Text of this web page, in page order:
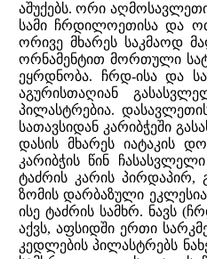
აშუქებს. ორი
სამი ჩრდილოეთისა და
ორივე მხარეს საკმაოდ
ორნამენტით მორთული
ეყრდნობა. ჩრდ-ისა და
აგურისთაღიან
პილასტრებია.
სათავსიდან კარიბჭეში
დასის მხარეს იატაკის
კარიბჭის წინ
ტაძრის კარის პირდაპირ,
ზომის დარბაზული
ისე ტაძრის სამხრ. ნავს
აქვს, აფსიდში ერთი
კედლების პილასტრებს